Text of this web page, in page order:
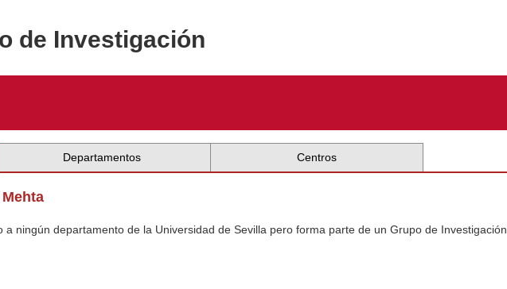
de Investigación
Departamentos Centros
ningún departamento de la Universidad de Sevilla pero forma parte de un Grupo de Investigación.